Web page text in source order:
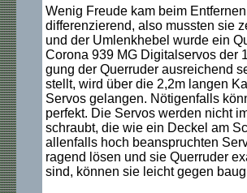
Wenig Freude kam beim
differenzierend, also mussten sie
und der Umlenkhebel wurde ein
Corona 939 MG Digitalservos der
gung der Querruder ausreichend
stellt, wird über die 2,2m langen
Servos gelangen. Nötigenfalls
perfekt. Die Servos werden nicht
schraubt, die wie ein Deckel am
allenfalls hoch beanspruchten
ragend lösen und sie Querruder
sind, können sie leicht gegen